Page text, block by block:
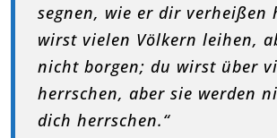
segnen, wie er dir verheißen
wirst vielen Völkern leihen,
nicht borgen; du wirst über
herrschen, aber sie werden
dich herrschen.“